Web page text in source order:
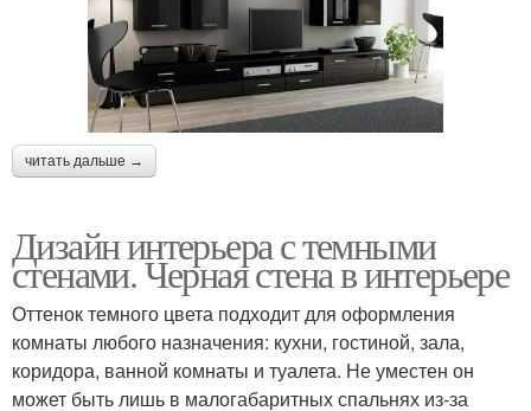
читать дальше →
Дизайн интерьера с темными
стенами. Черная стена в интерьере
Оттенок темного цвета подходит для оформления
комнаты любого назначения: кухни, гостиной, зала,
коридора, ванной комнаты и туалета. Не уместен он
может быть лишь в малогабаритных спальнях из-за